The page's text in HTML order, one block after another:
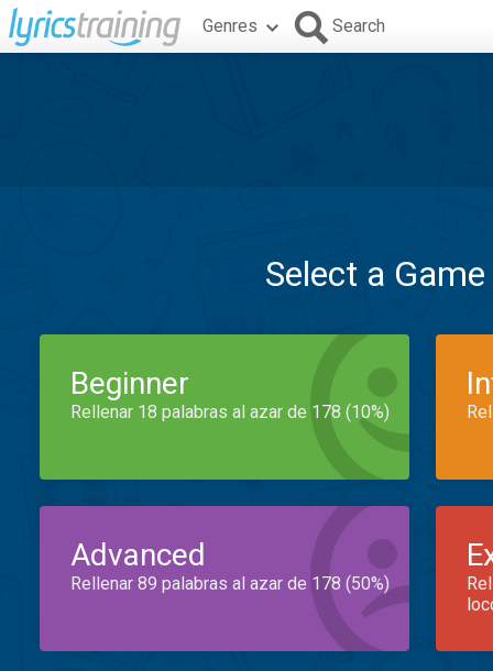
Genres Search
Select a
Beginner
Rellenar 18 palabras al azar de 178 (10%)
Advanced
Rellenar 89 palabras al azar de 178 (50%)